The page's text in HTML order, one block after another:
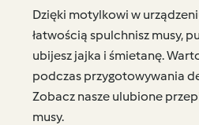
Dzięki motylkowi w
łatwością spulchnisz musy,
ubijesz jajka i śmietanę.
podczas przygotowywania
Zobacz nasze ulubione
musy.